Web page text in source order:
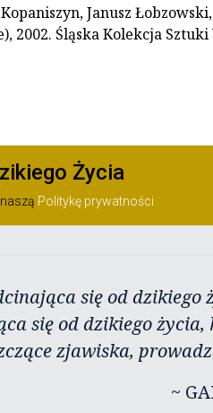
Kopaniszyn, Janusz
2002. Śląska Kolekcja Sztuki
Życia
Politykę prywatności
się od dzikiego
się od dzikiego
zjawiska,
~